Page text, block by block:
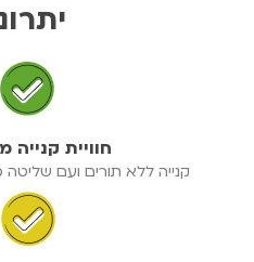
חוויית קנייה
קנייה ללא תורים ועם